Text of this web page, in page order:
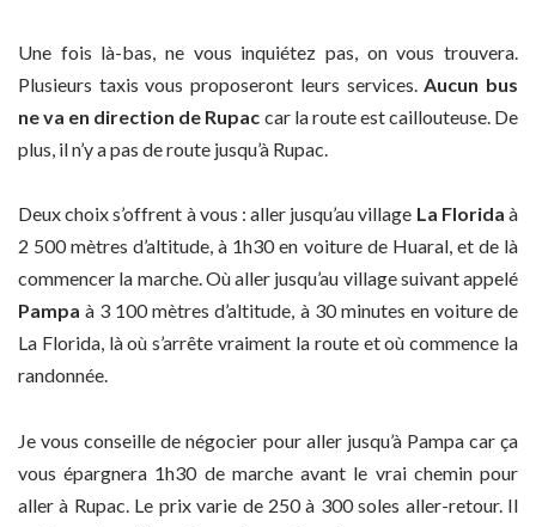
Une fois là-bas, ne vous inquiétez pas, on vous trouvera.
Plusieurs taxis vous proposeront leurs services.Aucun bus
ne va en direction de Rupac car la route est caillouteuse. De
plus, il n’y a pas de route jusqu’à Rupac.
Deux choix s’offrent à vous : aller jusqu’au village La Florida à
2 500 mètres d’altitude, à 1h30 en voiture de Huaral, et de là
commencer la marche. Où aller jusqu’au village suivant appelé
Pampa à 3 100 mètres d’altitude, à 30 minutes en voiture de
La Florida, là où s’arrête vraiment la route et où commence la
randonnée.
Je vous conseille de négocier pour aller jusqu’à Pampa car ça
vous épargnera 1h30 de marche avant le vrai chemin pour
aller à Rupac. Le prix varie de 250 à 300 soles aller-retour. Il